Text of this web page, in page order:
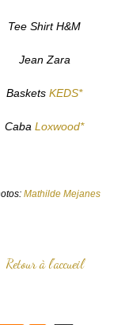
Tee Shirt H&M
Jean Zara
Baskets KEDS*
Caba Loxwood*
Mathilde Mejanes
Retour à l'accueil